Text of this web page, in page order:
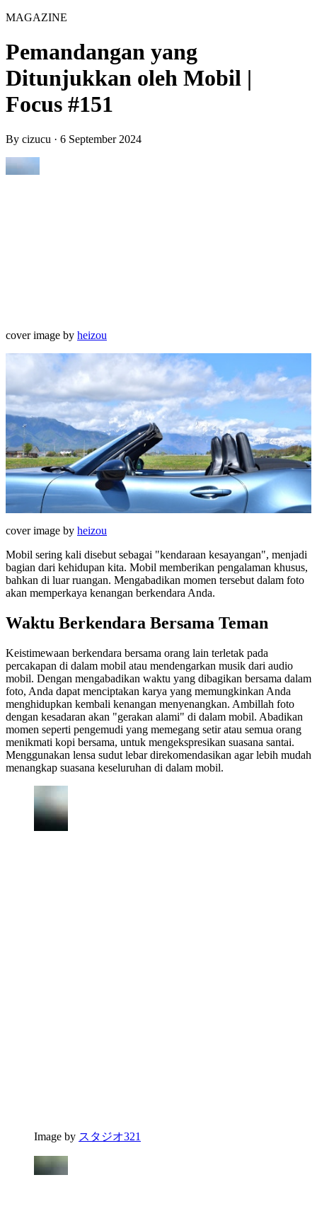
MAGAZINE
Pemandangan yang
Ditunjukkan oleh Mobil |
Focus #151
By cizucu · 6 September 2024
cover image by heizou
cover image by heizou
Mobil sering kali disebut sebagai "kendaraan kesayangan", menjadi
bagian dari kehidupan kita. Mobil memberikan pengalaman khusus,
bahkan di luar ruangan. Mengabadikan momen tersebut dalam foto
akan memperkaya kenangan berkendara Anda.
Waktu Berkendara Bersama Teman
Keistimewaan berkendara bersama orang lain terletak pada
percakapan di dalam mobil atau mendengarkan musik dari audio
mobil. Dengan mengabadikan waktu yang dibagikan bersama dalam
foto, Anda dapat menciptakan karya yang memungkinkan Anda
menghidupkan kembali kenangan menyenangkan. Ambillah foto
dengan kesadaran akan "gerakan alami" di dalam mobil. Abadikan
momen seperti pengemudi yang memegang setir atau semua orang
menikmati kopi bersama, untuk mengekspresikan suasana santai.
Menggunakan lensa sudut lebar direkomendasikan agar lebih mudah
menangkap suasana keseluruhan di dalam mobil.
Image by スタジオ321